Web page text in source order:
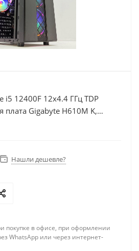
i5 12400F 12x4.4 ГГц TDP
плата Gigabyte H610M K,
24Гб, Память DDR4 32Gb,
Нашли дешевле?
покупке в офисе, при оформлении
WhatsApp или через интернет-